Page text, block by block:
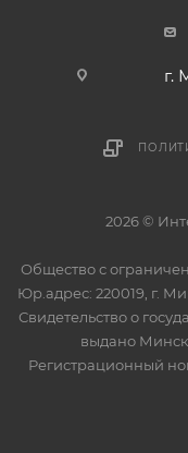
г.
2026 ©
Общество с
Юр.адрес: 220019, г.
Свидетельство о
выдано
Регистрационный